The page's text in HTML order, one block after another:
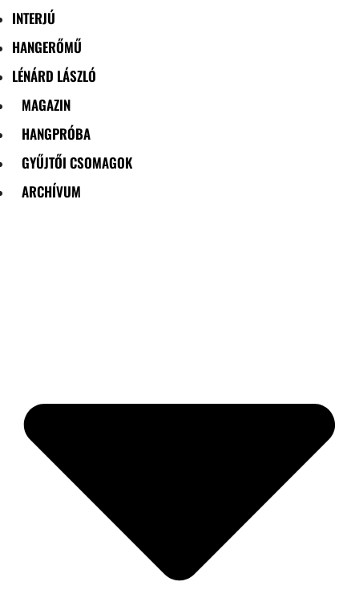
INTERJÚ
HANGERŐMŰ
LÉNÁRD LÁSZLÓ
MAGAZIN
HANGPRÓBA
GYŰJTŐI CSOMAGOK
ARCHÍVUM